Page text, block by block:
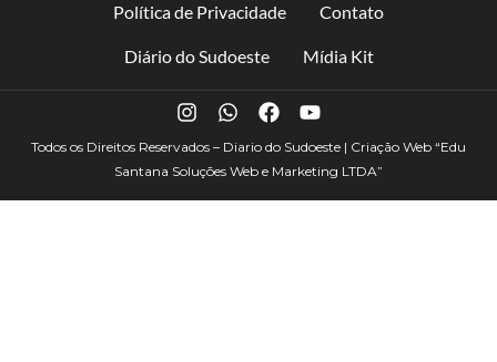
Política de Privacidade Contato
Diário do Sudoeste Mídia Kit
Todos os Direitos Reservados – Diario do Sudoeste | Criação Web “Edu
Santana Soluções Web e Marketing LTDA”